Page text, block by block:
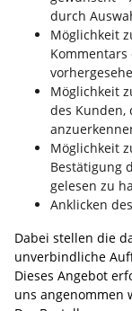
durch
Möglichkeit
Möglichkeit
des Kunden,
Möglichkeit
Bestätigung
gelesen zu
Anklicken
Dabei stellen die
unverbindliche
Dieses Angebot
uns angenommen